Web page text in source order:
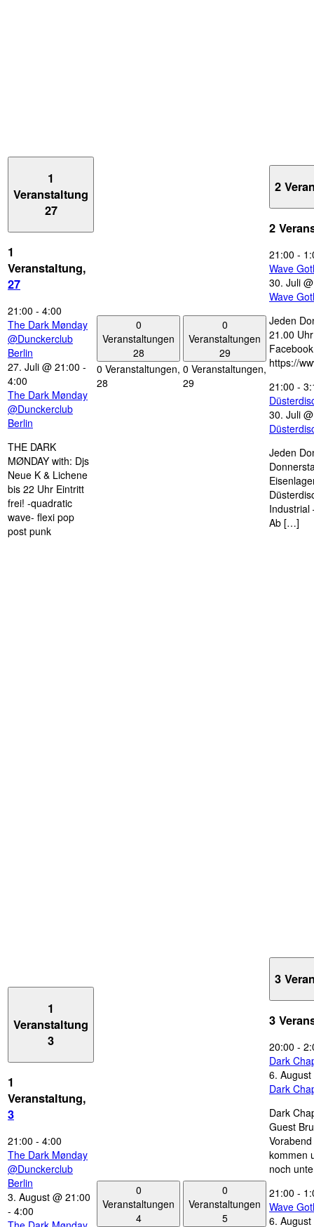
1
Veranstaltung
27
1
Veranstaltung,
27
21:00 - 4:00
The Dark Mønday
@Dunckerclub
Berlin
27. Juli @ 21:00 -
4:00
The Dark Mønday
@Dunckerclub
Berlin
THE DARK
MØNDAY with: Djs
Neue K & Lichene
bis 22 Uhr Eintritt
frei! -quadratic
wave- flexi pop
post punk
0
Veranstaltungen
28
0 Veranstaltungen,
28
0
Veranstaltungen
29
0 Veranstaltungen,
29
2
2
21:00 -
Wave
30. Juli
Wave
Jeden
21.00
https://
21:00 -
30. Juli
Jeden
Industrial
Ab […]
1
Veranstaltung
3
1
Veranstaltung,
3
21:00 - 4:00
The Dark Mønday
@Dunckerclub
Berlin
3. August @ 21:00
- 4:00
0
Veranstaltungen
4
0
Veranstaltungen
5
3
3
20:00 -
Dark
6.
Dark
Dark
Guest
kommen
noch
21:00 -
Wave
6.